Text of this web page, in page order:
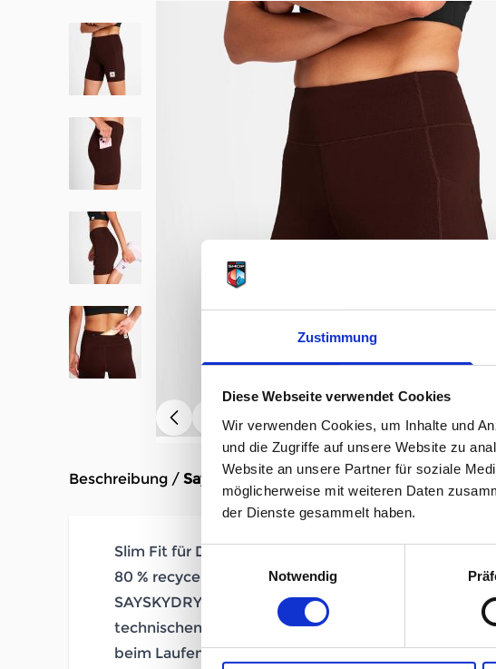
Zustimmung
Diese Webseite verwendet Cookies
Wir verwenden Cookies, um Inhalte und
und die Zugriffe auf unsere Website zu
Website an unsere Partner für soziale
möglicherweise mit weiteren Daten
der Dienste gesammelt haben.
Einwilligungsauswahl
Notwendig
Clicken, um das Karussell zu überspringen
Beschreibung / Saysky Combat+ Short Tights 7'' Damen
Slim Fit für Damen.
80 % recyceltes Polyester / 20 % Spandex.
SAYSKYDRY Performance-Material: weich, leicht
technischen Feuchtigkeitstransport-Eigenschaften,
beim Laufen trocken und bequem zu halten.